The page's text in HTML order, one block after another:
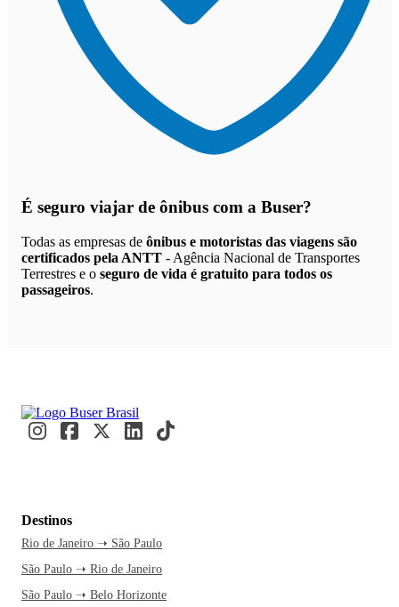
É seguro viajar de ônibus com a Buser?
Todas as empresas de ônibus e motoristas das viagens são
certificados pela ANTT - Agência Nacional de Transportes
Terrestres e o seguro de vida é gratuito para todos os
passageiros.
Destinos
Rio de Janeiro ➝ São Paulo
São Paulo ➝ Rio de Janeiro
São Paulo ➝ Belo Horizonte